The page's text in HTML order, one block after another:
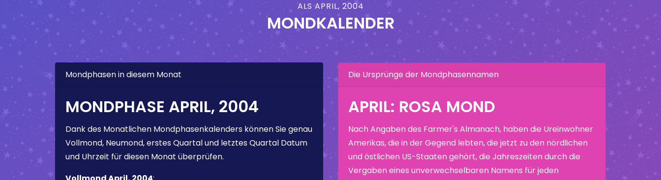
ALS APRIL, 2004
MONDKALENDER
Mondphasen in diesem Monat
MONDPHASE APRIL, 2004
Dank des Monatlichen Mondphasenkalenders können Sie genau
Vollmond, Neumond, erstes Quartal und letztes Quartal Datum
und Uhrzeit für diesen Monat überprüfen.
Die Ursprünge der Mondphasennamen
APRIL: ROSA MOND
Nach Angaben des Farmer's Almanach, haben die Ureinwohner
Amerikas, die in der Gegend lebten, die jetzt zu den nördlichen
und östlichen US-Staaten gehört, die Jahreszeiten durch die
Vergaben eines unverwechselbaren Namens für jeden